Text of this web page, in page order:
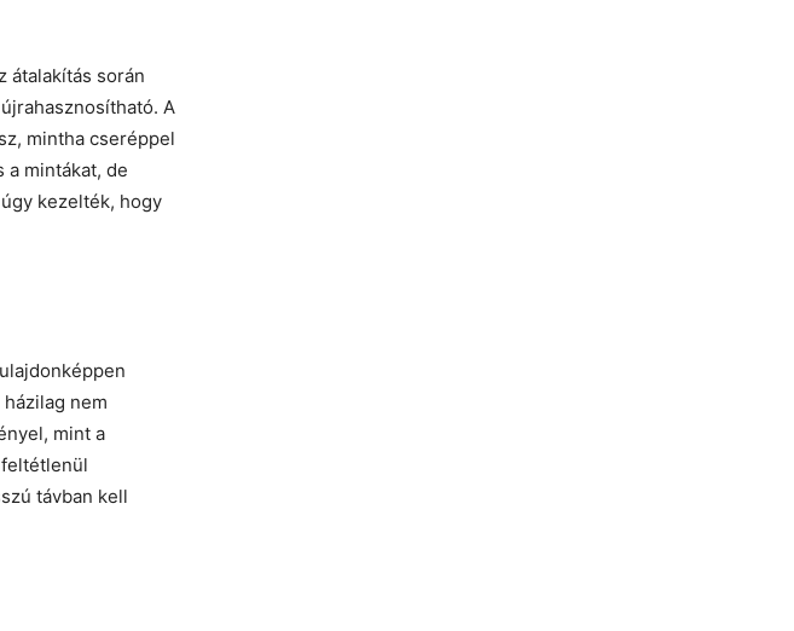
átalakítás során
A
mintha cseréppel
a mintákat, de
kezelték, hogy
nem
mint a
távban kell